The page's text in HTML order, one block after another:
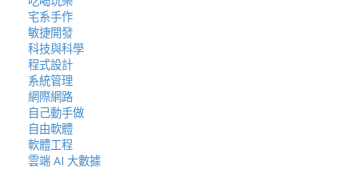
宅系手作
敏捷開發
科技與科學
程式設計
系統管理
網際網路
自己動手做
自由軟體
軟體工程
雲端 AI 大數據